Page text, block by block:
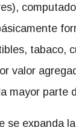
tabaco,
valor
mayor parte
se expanda